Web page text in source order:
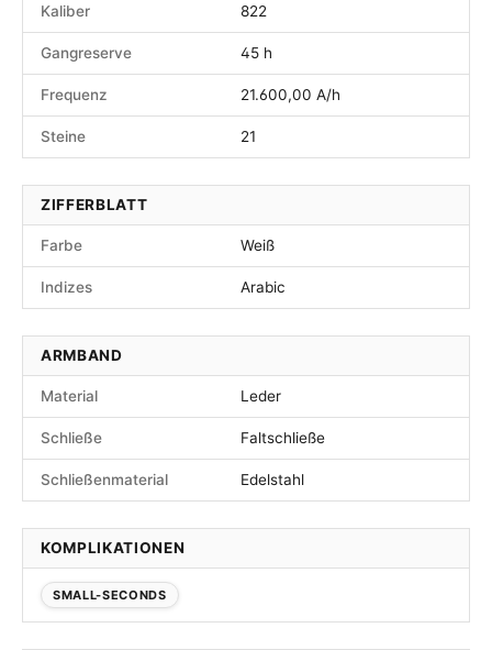
Kaliber 822
Gangreserve 45 h
Frequenz 21.600,00 A/h
Steine 21
ZIFFERBLATT
Farbe Weiß
Indizes Arabic
ARMBAND
Material Leder
Schließe Faltschließe
Schließenmaterial Edelstahl
KOMPLIKATIONEN
SMALL-SECONDS